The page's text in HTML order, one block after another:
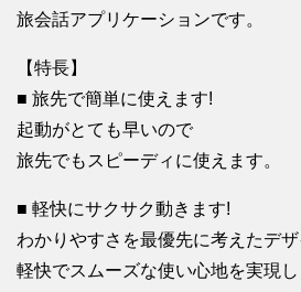
旅会話アプリケーションです。
【特長】
■ 旅先で簡単に使えます!
起動がとても早いので
旅先でもスピーディに使えます。
■ 軽快にサクサク動きます!
わかりやすさを最優先に考えたデ
軽快でスムーズな使い心地を実現し